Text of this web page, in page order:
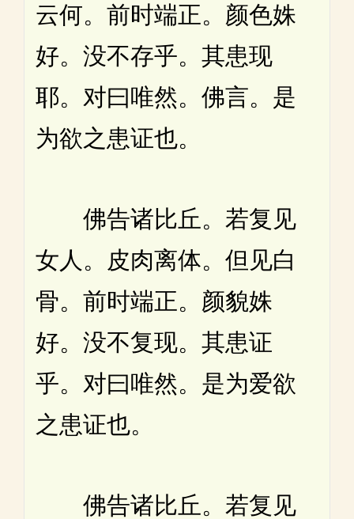
云何。前时端正。颜色姝
好。没不存乎。其患现
耶。对曰唯然。佛言。是
为欲之患证也。
佛告诸比丘。若复见
女人。皮肉离体。但见白
骨。前时端正。颜貌姝
好。没不复现。其患证
乎。对曰唯然。是为爱欲
之患证也。
佛告诸比丘。若复见